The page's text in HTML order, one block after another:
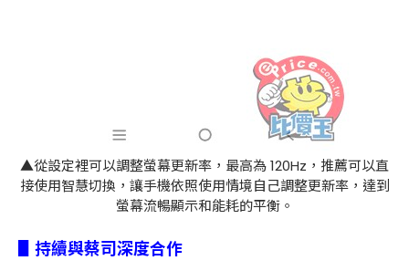
▲從設定裡可以調整螢幕更新率，最高為 120Hz，推薦可以直
接使用智慧切換，讓手機依照使用情境自己調整更新率，達到
螢幕流暢顯示和能耗的平衡。
▋持續與蔡司深度合作